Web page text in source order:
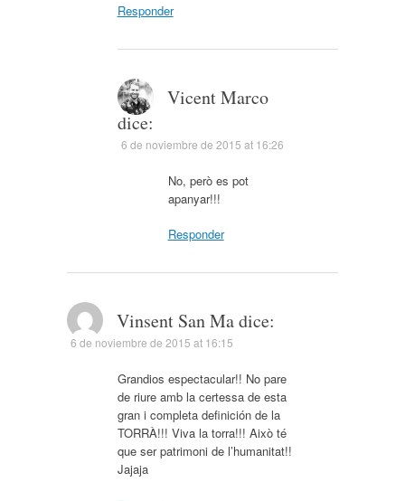
Responder
Vicent Marco
dice:
6 de noviembre de 2015 at 16:26
No, però es pot
apanyar!!!
Responder
Vinsent San Ma dice:
6 de noviembre de 2015 at 16:15
Grandios espectacular!! No pare
de riure amb la certessa de esta
gran i completa definición de la
TORRÀ!!! Viva la torra!!! Això té
que ser patrimoni de l’humanitat!!
Jajaja